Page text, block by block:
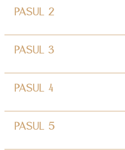
PASUL 2
PASUL 3
PASUL 4
PASUL 5